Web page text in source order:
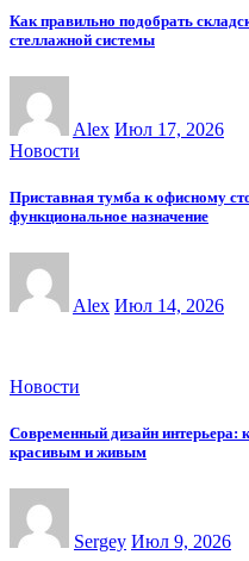
Как правильно подобрать
стеллажной системы
Alex Июл 17, 2026
Новости
Приставная тумба к офисному
функциональное назначение
Alex Июл 14, 2026
Новости
Современный дизайн интерьера:
красивым и живым
Sergey Июл 9, 2026